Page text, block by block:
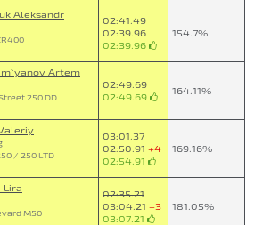
Aleksandr
02:41.49
02:39.96
02:39.96
154.7%
Artem
250 DD
02:49.69
02:49.69
164.11%
/ 250 LTD
03:01.37
02:50.91 +4
02:54.91
169.16%
Lira
M50
02:35.21
03:04.21 +3
03:07.21
181.05%